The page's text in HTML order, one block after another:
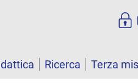
Ricerca Terza